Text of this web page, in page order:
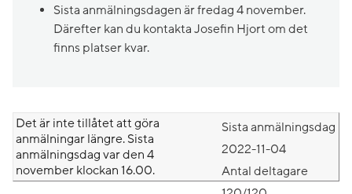
Sista anmälningsdagen är fredag 4 november.
Därefter kan du kontakta Josefin Hjort om det
finns platser kvar.
Sista anmälningsdag
2022-11-04
Antal deltagare
Det är inte tillåtet att göra
anmälningar längre. Sista
anmälningsdag var den 4
november klockan 16.00.